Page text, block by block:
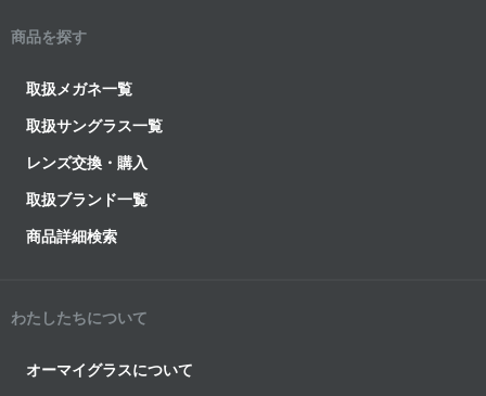
商品を探す
取扱メガネ一覧
取扱サングラス一覧
レンズ交換・購入
取扱ブランド一覧
商品詳細検索
わたしたちについて
オーマイグラスについて